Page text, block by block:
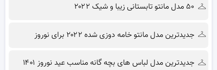
۵۰ مدل مانتو تابستانی زیبا و شیک ۲۰۲۲
جدیدترین مدل مانتو خامه دوزی شده ۲۰۲۲ برای نوروز
جدیدترین مدل لباس های بچه گانه مناسب عید نوروز ۱۴۰۱